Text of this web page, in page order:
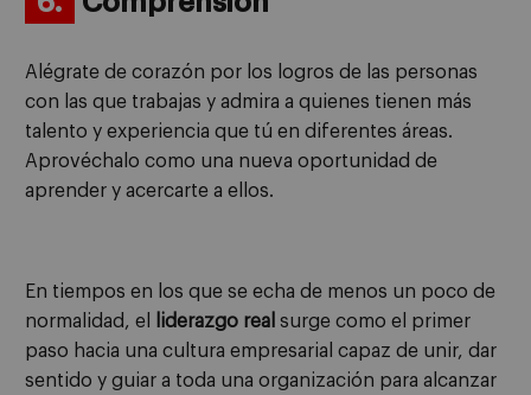
Alégrate de corazón por los logros de las personas
con las que trabajas y admira a quienes tienen más
talento y experiencia que tú en diferentes áreas.
Aprovéchalo como una nueva oportunidad de
aprender y acercarte a ellos.
En tiempos en los que se echa de menos un poco de
normalidad, el
liderazgo real surge como el primer
paso hacia una cultura empresarial capaz de unir, dar
sentido y guiar a toda una organización para alcanzar